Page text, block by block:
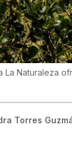
La Naturaleza
Torres